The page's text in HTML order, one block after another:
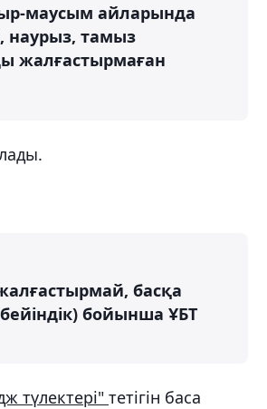
маусым айларында
наурыз, тамыз
жалғастырмаған
басқа
бойынша ҰБТ
түлектері" тетігін баса